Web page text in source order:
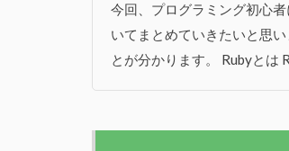
今回、プログラミング初心
いてまとめていきたいと思
とが分かります。 Rubyとは